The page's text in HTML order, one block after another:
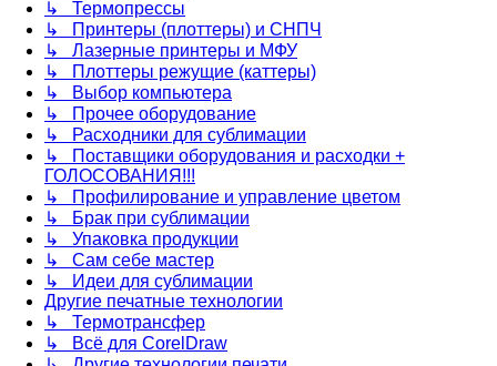
↳ Термопрессы
↳ Принтеры (плоттеры) и СНПЧ
↳ Лазерные принтеры и МФУ
↳ Плоттеры режущие (каттеры)
↳ Выбор компьютера
↳ Прочее оборудование
↳ Расходники для сублимации
↳ Поставщики оборудования и расходки +
ГОЛОСОВАНИЯ!!!
↳ Профилирование и управление цветом
↳ Брак при сублимации
↳ Упаковка продукции
↳ Сам себе мастер
↳ Идеи для сублимации
Другие печатные технологии
↳ Термотрансфер
↳ Всё для CorelDraw